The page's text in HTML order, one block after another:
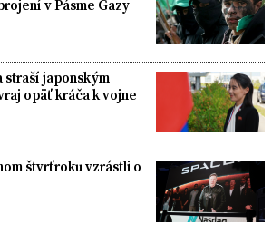
v Pásme Gazy
straší japonským
opäť kráča k vojne
štvrťroku vzrástli o